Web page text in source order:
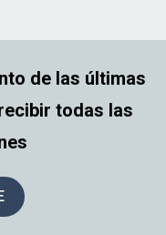
de las últimas
todas las